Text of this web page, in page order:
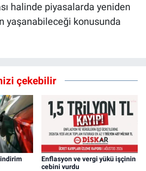
halinde piyasalarda yeniden
yaşanabileceği konusunda
çekebilir
Enflasyon ve vergi yükü işçinin
cebini vurdu